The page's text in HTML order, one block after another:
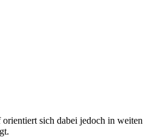
sich dabei jedoch in weiten